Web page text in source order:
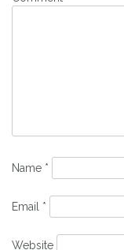
Name *
Email *
Website